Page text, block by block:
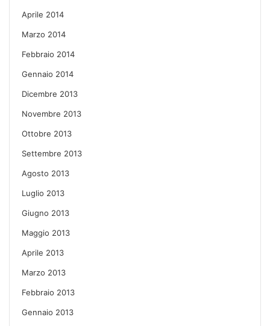
Aprile 2014
Marzo 2014
Febbraio 2014
Gennaio 2014
Dicembre 2013
Novembre 2013
Ottobre 2013
Settembre 2013
Agosto 2013
Luglio 2013
Giugno 2013
Maggio 2013
Aprile 2013
Marzo 2013
Febbraio 2013
Gennaio 2013